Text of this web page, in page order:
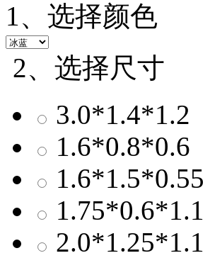
1、选择颜色
2、选择尺寸
3.0*1.4*1.2
1.6*0.8*0.6
1.6*1.5*0.55
1.75*0.6*1.1
2.0*1.25*1.1